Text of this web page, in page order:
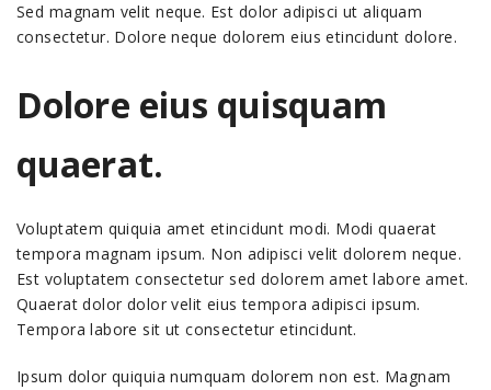
Sed magnam velit neque. Est dolor adipisci ut aliquam
consectetur. Dolore neque dolorem eius etincidunt dolore.
Dolore eius quisquam
quaerat.
Voluptatem quiquia amet etincidunt modi. Modi quaerat
tempora magnam ipsum. Non adipisci velit dolorem neque.
Est voluptatem consectetur sed dolorem amet labore amet.
Quaerat dolor dolor velit eius tempora adipisci ipsum.
Tempora labore sit ut consectetur etincidunt.
Ipsum dolor quiquia numquam dolorem non est. Magnam